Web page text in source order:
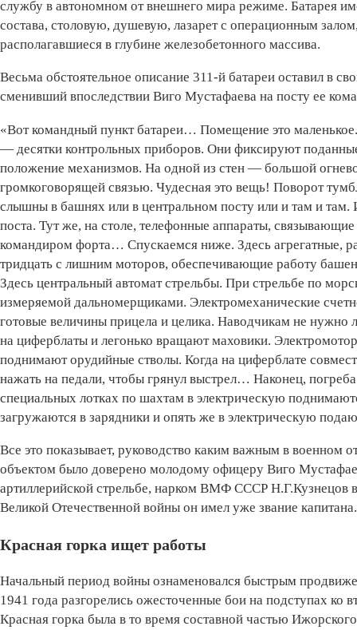
службу в автономном от внешнего мира режиме. Батарея
состава, столовую, душевую, лазарет с операционным
располагавшиеся в глубине железобетонного массива.
Весьма обстоятельное описание­ 311-й батареи оставил в
сменивший впоследствии Виго Мустафаева на посту ее
«Вот командный пункт батареи… Помещение это
— десятки контрольных приборов. Они фиксируют
положение механизмов. На одной из стен — большой
громкоговорящей связью. Чудесная это вещь! Поворот
слышны в башнях или в центральном посту или и там и
поста. Тут же, на столе, телефонные аппараты,
командиром форта… Спускаемся ниже. Здесь агрегатные,
тридцать с лишним моторов, обеспечивающие работу
Здесь центральный автомат стрельбы. При стрельбе по
измеряемой дальномерщиками. Электромеханические
готовые величины прицела и целика. Наводчикам не нужно
на циферблаты и легонько вращают маховики.
поднимают орудийные стволы. Когда на циферблате
нажать на педали, чтобы грянул выстрел… Наконец,
специальных лотках по шахтам в электричес­кую
загружаются в зарядники и опять же в электрическую
Все это показывает, руководство каким важным в
объектом было доверено молодому офицеру Виго
артиллерийской стрельбе, нарком ВМФ СССР Н.Г.Кузнецов
Великой Оте­чественной войны он имел уже звание капитана.
Красная горка ищет работы
Начальный период войны ознаменовался быстрым
1941 года разгорелись ожесточенные бои на подступах ко
Красная горка была в то время составной частью